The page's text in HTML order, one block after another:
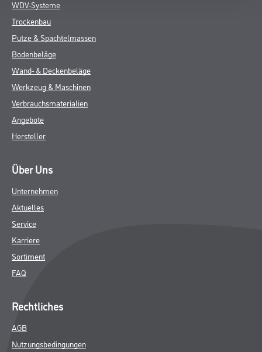
WDV-Systeme
Trockenbau
Putze & Spachtelmassen
Bodenbeläge
Wand- & Deckenbeläge
Werkzeug & Maschinen
Verbrauchsmaterialien
Angebote
Hersteller
Über Uns
Unternehmen
Aktuelles
Service
Karriere
Sortiment
FAQ
Rechtliches
AGB
Nutzungsbedingungen